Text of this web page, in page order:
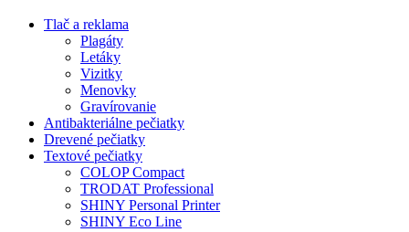
COLOP Printer
COLOP Printer 50 (69x30mm)
Bočný panel
Objednávky s odsúhlasenou grafikou spracúvavame do
v daný deň.
Objednávky prijaté po 12:00 budú spracované a expedované až na
nasledujúci deň.
Kategórie produktov